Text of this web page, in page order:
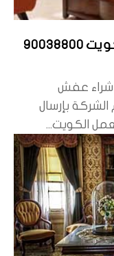
شراء عفش
بإرسال
الكويت...